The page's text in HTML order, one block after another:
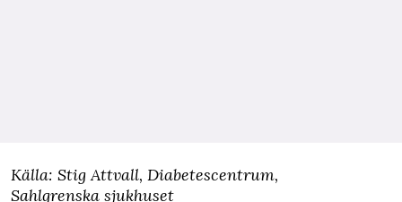
Källa: Stig Attvall, Diabetescentrum,
Sahlgrenska sjukhuset